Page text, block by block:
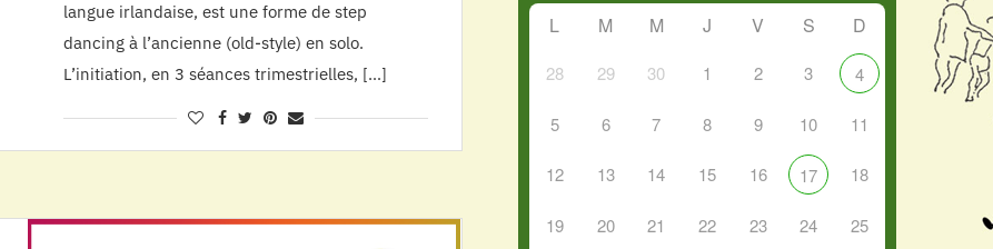
langue irlandaise, est une forme de step
dancing à l’ancienne (old-style) en solo.
L’initiation, en 3 séances trimestrielles, […]
L M M J V S D
28 29 30 1 2 3 4
5 6 7 8 9 10 11
12 13 14 15 16 17 18
19 20 21 22 23 24 25